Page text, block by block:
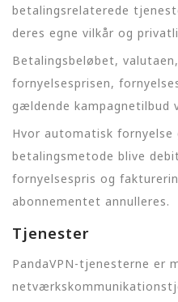
betalingsrelaterede
deres egne vilkår og
Betalingsbeløbet,
fornyelsesprisen,
gældende kampagnetilbud
Hvor automatisk
betalingsmetode blive
fornyelsespris og
abonnementet annulleres.
Tjenester
PandaVPN-tjenesterne er